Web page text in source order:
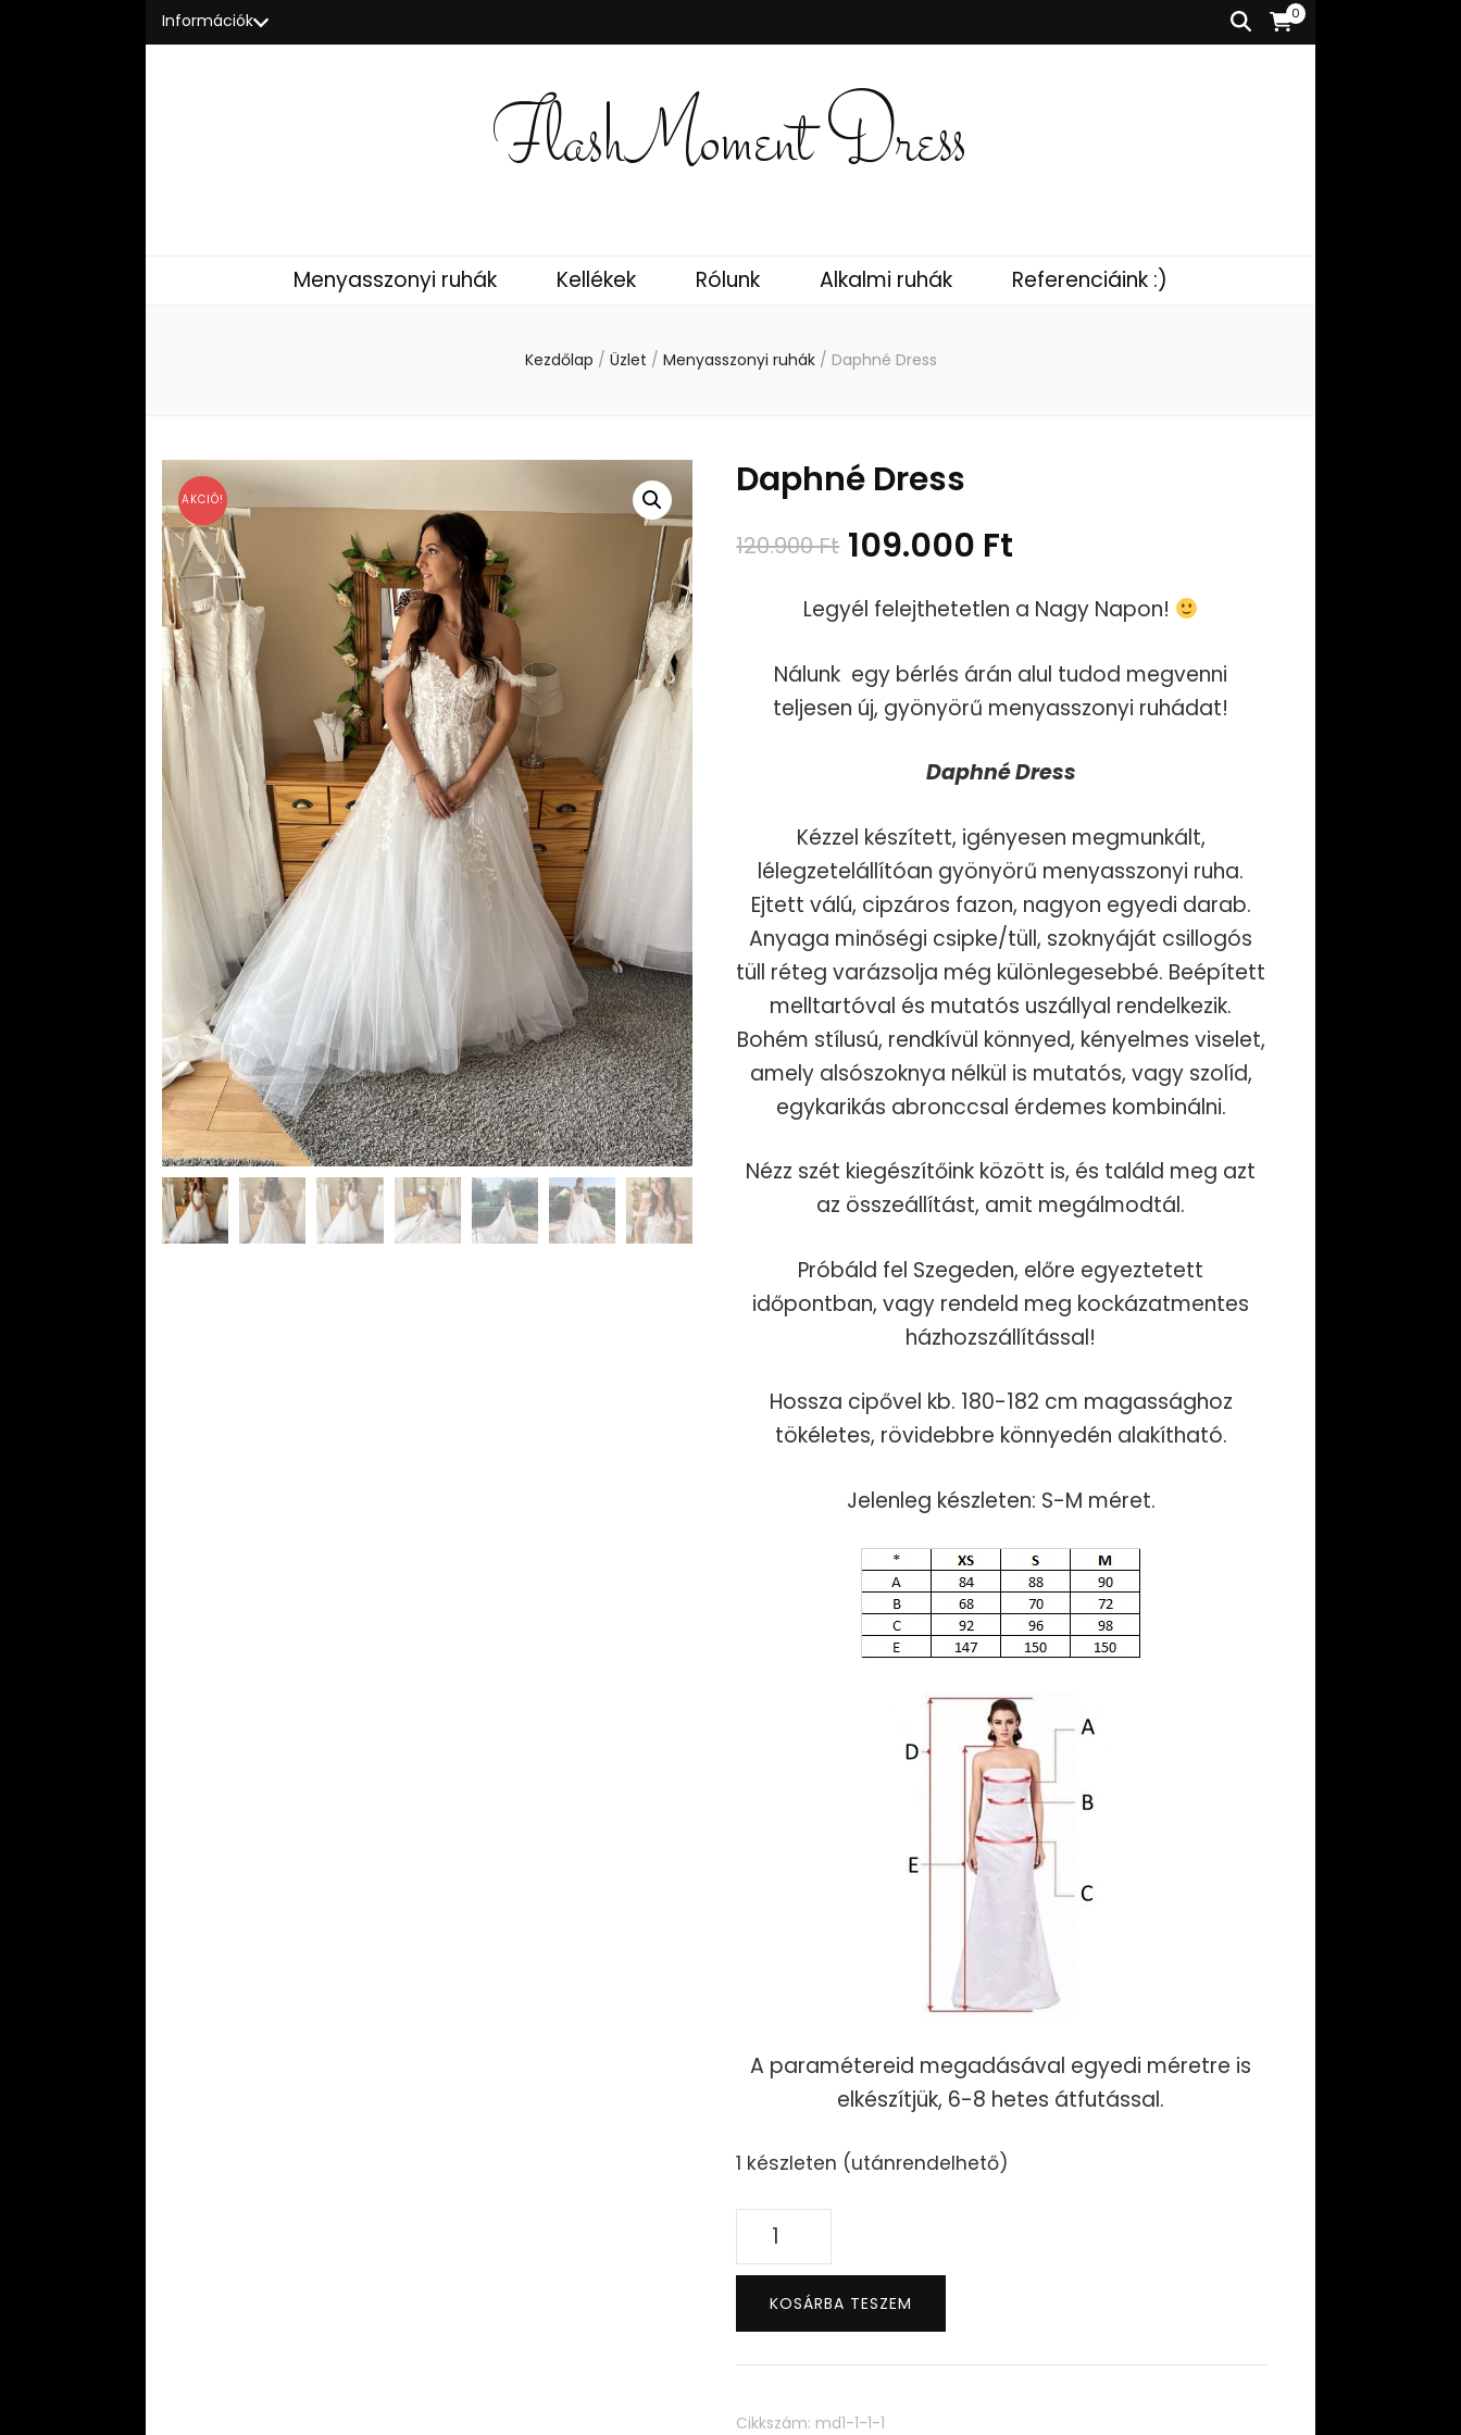
Információk 0
FlashMoment Dress
Menyasszonyi ruhák Kellékek Rólunk Alkalmi ruhák Referenciáink :)
Kezdőlap / Üzlet / Menyasszonyi ruhák / Daphné Dress
AKCIÓ! Daphné Dress
120.900Ft Original
price
120.900 Ft.
109.000 Ft
price
109.000 Ft.
Legyél felejthetetlen a Nagy Napon!
Nálunk egy bérlés árán alul tudod megvenni
teljesen új, gyönyörű menyasszonyi ruhádat!
Daphné Dress
Kézzel készített, igényesen megmunkált,
lélegzetelállítóan gyönyörű menyasszonyi ruha.
Ejtett válú, cipzáros fazon, nagyon egyedi darab.
Anyaga minőségi csipke/tüll, szoknyáját csillogós
tüll réteg varázsolja még különlegesebbé. Beépített
melltartóval és mutatós uszállyal rendelkezik.
Bohém stílusú, rendkívül könnyed, kényelmes viselet,
amely alsószoknya nélkül is mutatós, vagy szolíd,
egykarikás abronccsal érdemes kombinálni.
Nézz szét kiegészítőink között is, és találd meg azt
az összeállítást, amit megálmodtál.
Próbáld fel Szegeden, előre egyeztetett
időpontban, vagy rendeld meg kockázatmentes
házhozszállítással!
Hossza cipővel kb. 180-182 cm magassághoz
tökéletes, rövidebbre könnyedén alakítható.
Jelenleg készleten: S-M méret.
A paramétereid megadásával egyedi méretre is
elkészítjük, 6-8 hetes átfutással.
1 készleten (utánrendelhető)
Daphné
Dress
mennyiség
KOSÁRBA TESZEM
Cikkszám: md1-1-1-1